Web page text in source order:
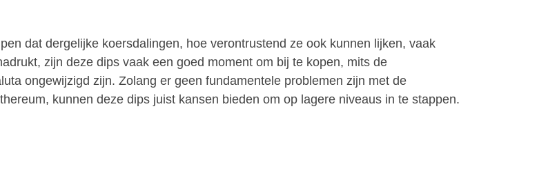
dat dergelijke koersdalingen, hoe verontrustend ze ook kunnen lijken, vaak
zijn deze dips vaak een goed moment om bij te kopen, mits de
ongewijzigd zijn. Zolang er geen fundamentele problemen zijn met de
kunnen deze dips juist kansen bieden om op lagere niveaus in te stappen.